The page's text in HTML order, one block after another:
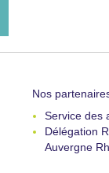
Nos
Service des
Délégation
Auvergne